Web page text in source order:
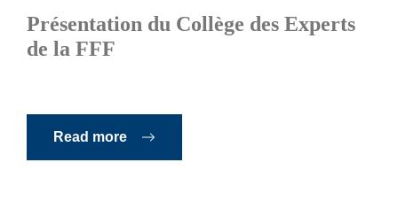
Présentation du Collège des Experts
de la FFF
Read more